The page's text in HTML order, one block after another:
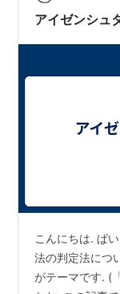
アイゼンシュ
こんにちは. ぱ
法の判定法につ
がテーマです. (